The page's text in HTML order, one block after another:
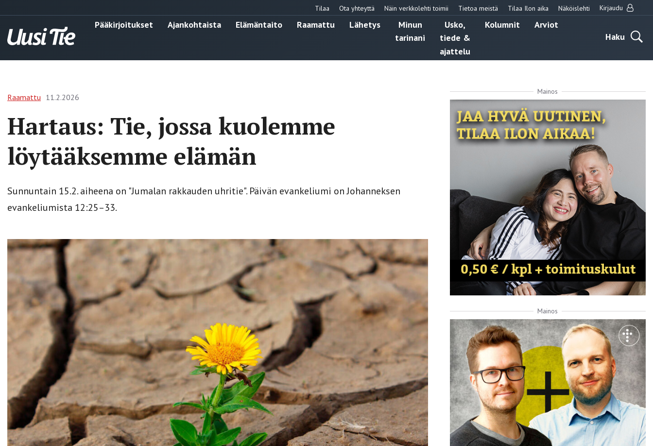
Tilaa Ota yhteyttä Näin verkkolehti toimii Tietoa meistä Tilaa Ilon aika Näköislehti Kirjaudu
Pääkirjoitukset Ajankohtaista Elämäntaito Raamattu Lähetys
Minun
tarinani
Usko,
tiede &
ajattelu
Kolumnit
Arviot
Haku
Raamattu 11.2.2026
Hartaus: Tie, jossa kuolemme
löytääksemme elämän
Sunnuntain 15.2. aiheena on "Jumalan rakkauden uhritie". Päivän evankeliumi on Johanneksen
evankeliumista 12:25–33.
Mainos
Mainos